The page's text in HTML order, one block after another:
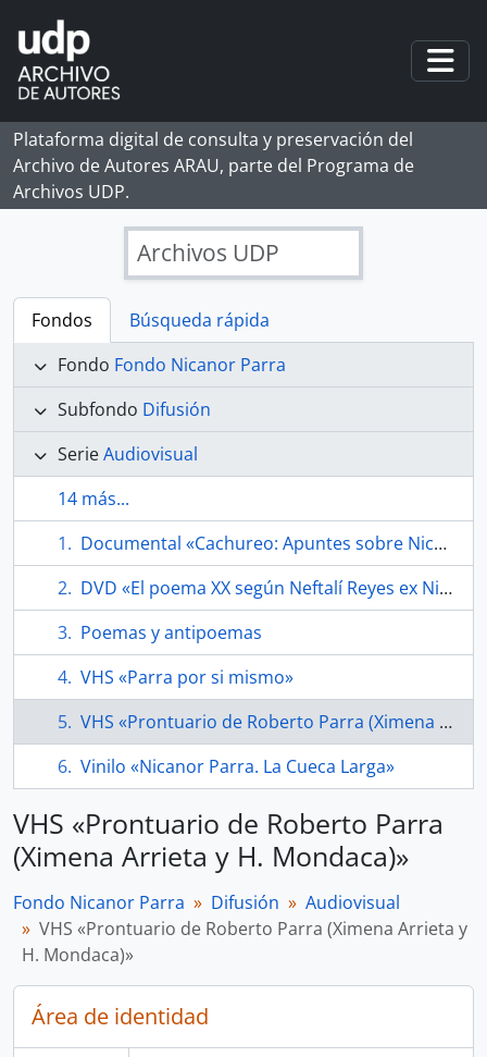
Skip to main content
Plataforma digital de consulta y preservación del
Archivo de Autores ARAU, parte del Programa de
Archivos UDP.
Archivos UDP
Fondos
Búsqueda rápida
Fondo Fondo Nicanor Parra
Subfondo Difusión
SerieAudiovisual
14 más...
Documental «Cachureo: Apuntes sobre Nicanor Parra»
DVD «El poema XX según Neftalí Reyes ex Nicanor Parra»
Poemas y antipoemas
VHS «Parra por si mismo»
VHS «Prontuario de Roberto Parra (Ximena Arrieta y H. Mondaca)»
Vinilo «Nicanor Parra. La Cueca Larga»
VHS «Prontuario de Roberto Parra
(Ximena Arrieta y H. Mondaca)»
Fondo Nicanor Parra Difusión
Audiovisual
VHS «Prontuario de Roberto Parra (Ximena Arrieta y
H. Mondaca)»
Área de identidad